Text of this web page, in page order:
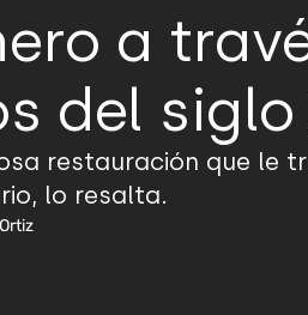
a
del siglo
restauración que le
lo resalta.